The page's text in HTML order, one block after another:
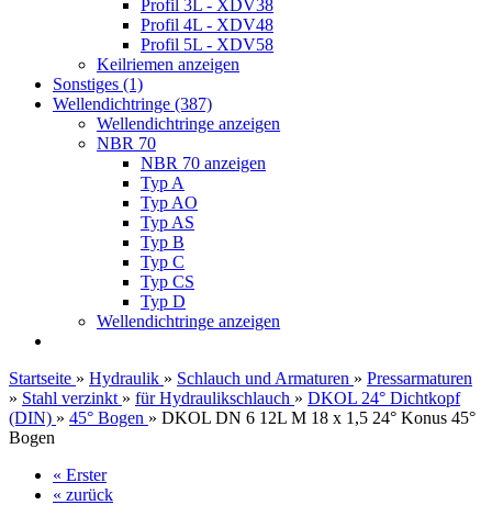
Profil 3L - XDV38
Profil 4L - XDV48
Profil 5L - XDV58
Keilriemen anzeigen
Sonstiges (1)
Wellendichtringe (387)
Wellendichtringe anzeigen
NBR 70
NBR 70 anzeigen
Typ A
Typ AO
Typ AS
Typ B
Typ C
Typ CS
Typ D
Wellendichtringe anzeigen
Startseite » Hydraulik » Schlauch und Armaturen » Pressarmaturen
» Stahl verzinkt » für Hydraulikschlauch » DKOL 24° Dichtkopf
(DIN) » 45° Bogen » DKOL DN 6 12L M 18 x 1,5 24° Konus 45°
Bogen
« Erster
« zurück